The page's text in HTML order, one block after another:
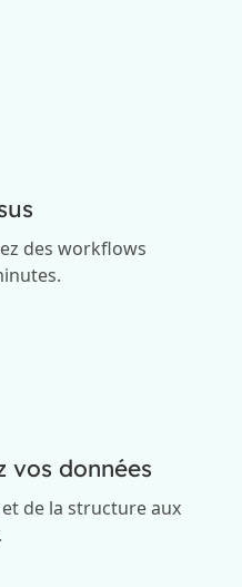
des workflows
vos données
de la structure aux